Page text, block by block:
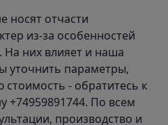
носят отчасти
из-за особенностей
них влияет и наша
уточнить параметры,
- обратитесь к
+74959891744. По всем
производство и